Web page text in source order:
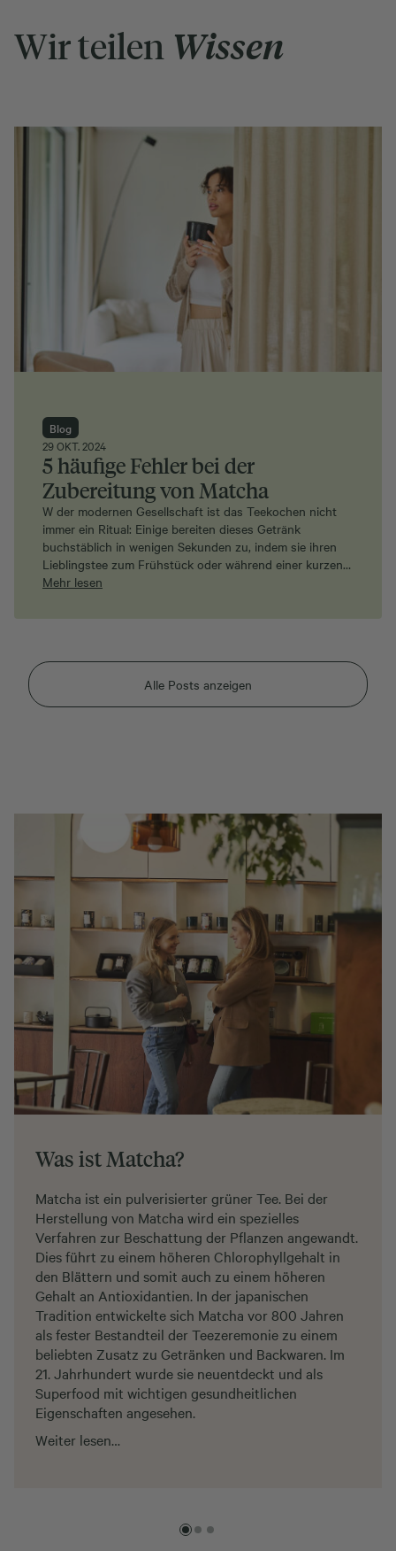
Wir teilen Wissen
Alle Posts anzeigen
Blog
29 OKT. 2024
5 häufige Fehler bei der
Zubereitung von Matcha
W der modernen Gesellschaft ist das Teekochen nicht
immer ein Ritual: Einige bereiten dieses Getränk
buchstäblich in wenigen Sekunden zu, indem sie ihren
Lieblingstee zum Frühstück oder während einer kurzen…
Mehr lesen
Was ist Matcha?
Matcha ist ein pulverisierter grüner Tee. Bei der
Herstellung von Matcha wird ein spezielles
Verfahren zur Beschattung der Pflanzen angewandt.
Dies führt zu einem höheren Chlorophyllgehalt in
den Blättern und somit auch zu einem höheren
Gehalt an Antioxidantien. In der japanischen
Tradition entwickelte sich Matcha vor 800 Jahren
als fester Bestandteil der Teezeremonie zu einem
beliebten Zusatz zu Getränken und Backwaren. Im
21. Jahrhundert wurde sie neuentdeckt und als
Superfood mit wichtigen gesundheitlichen
Eigenschaften angesehen.
Weiter lesen…